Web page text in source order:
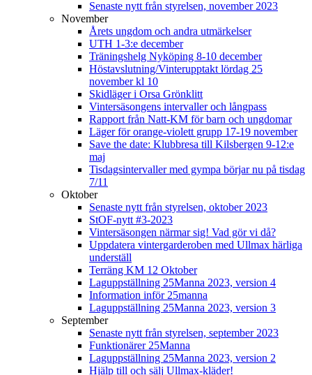
Senaste nytt från styrelsen, november 2023
November
Årets ungdom och andra utmärkelser
UTH 1-3:e december
Träningshelg Nyköping 8-10 december
Höstavslutning/Vinterupptakt lördag 25
november kl 10
Skidläger i Orsa Grönklitt
Vintersäsongens intervaller och långpass
Rapport från Natt-KM för barn och ungdomar
Läger för orange-violett grupp 17-19 november
Save the date: Klubbresa till Kilsbergen 9-12:e
maj
Tisdagsintervaller med gympa börjar nu på tisdag
7/11
Oktober
Senaste nytt från styrelsen, oktober 2023
StOF-nytt #3-2023
Vintersäsongen närmar sig! Vad gör vi då?
Uppdatera vintergarderoben med Ullmax härliga
underställ
Terräng KM 12 Oktober
Laguppställning 25Manna 2023, version 4
Information inför 25manna
Laguppställning 25Manna 2023, version 3
September
Senaste nytt från styrelsen, september 2023
Funktionärer 25Manna
Laguppställning 25Manna 2023, version 2
Hjälp till och sälj Ullmax-kläder!